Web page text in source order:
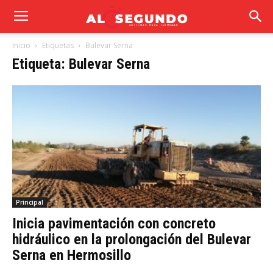
Inicio Etiquetas Bulevar Serna
Etiqueta: Bulevar Serna
Principal
Inicia pavimentación con concreto
hidráulico en la prolongación del Bulevar
Serna en Hermosillo